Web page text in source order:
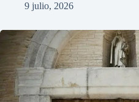
9 julio, 2026